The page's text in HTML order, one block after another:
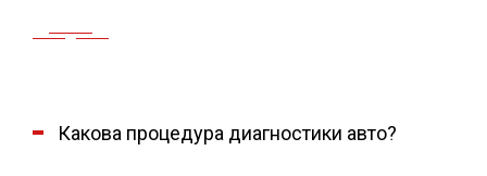
Какова процедура диагностики авто?